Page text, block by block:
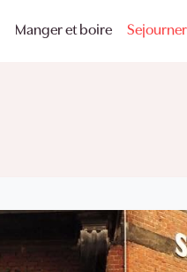
Manger et boire Sejourner